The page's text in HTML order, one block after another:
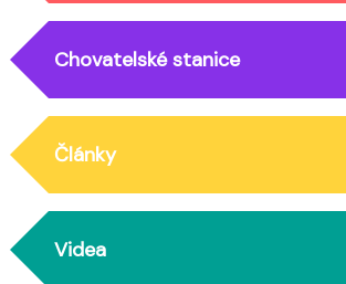
Chovatelské stanice
Články
Videa